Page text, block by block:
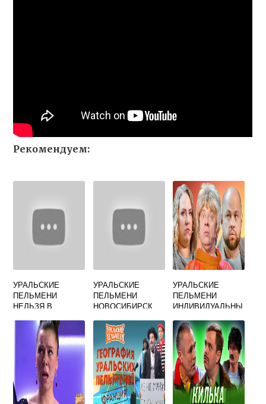
Рекомендуем:
УРАЛЬСКИЕ
ПЕЛЬМЕНИ
НЕЛЬЗЯ В
ГОД ВЫПУСКА
УРАЛЬСКИЕ
ПЕЛЬМЕНИ
НОВОСИБИРСК
УРАЛЬСКИЕ
ПЕЛЬМЕНИ
ИНДИВИДУАЛЬНЫ
ПРЕДПРИНИМАТЕ
ЛЬ